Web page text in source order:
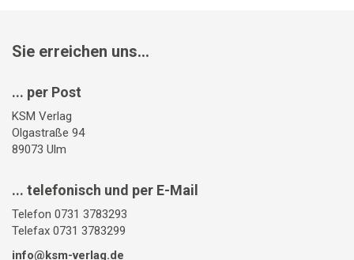
Sie erreichen uns...
... per Post
KSM Verlag
Olgastraße 94
89073 Ulm
... telefonisch und per E-Mail
Telefon 0731 3783293
Telefax 0731 3783299
info@ksm-verlag.de